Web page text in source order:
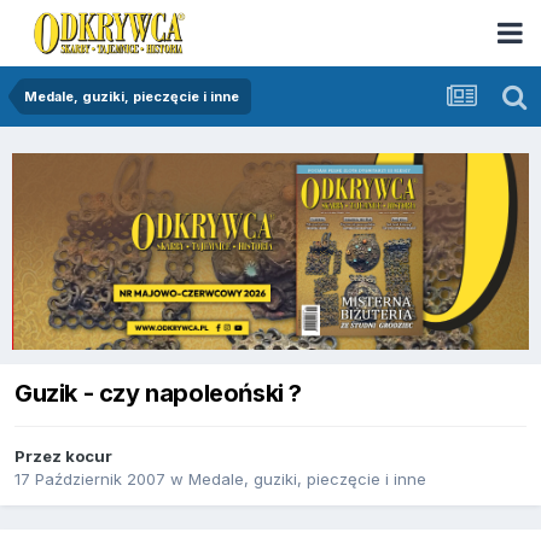
Medale, guziki, pieczęcie i inne
Guzik - czy napoleoński ?
Przez kocur
17 Październik 2007 w Medale, guziki, pieczęcie i inne